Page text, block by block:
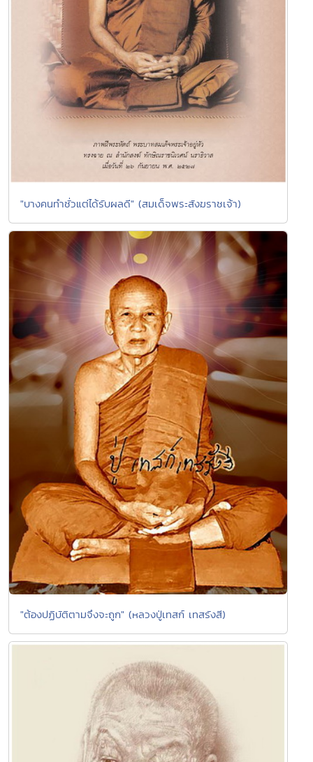
"บางคนทำชั่วแต่ได้รับผลดี" (สมเด็จพระสังฆราชเจ้า)
"ต้องปฏิบัติตามจึงจะถูก" (หลวงปู่เทสก์ เทสรังสี)